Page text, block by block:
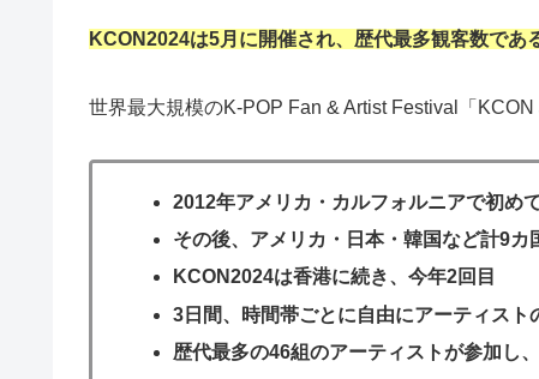
KCON2024は5月に開催され、歴代最多観客数であ
世界最大規模のK-POP Fan & Artist Festival「
2012年アメリカ・カルフォルニアで初め
その後、アメリカ・日本・韓国など計9カ
KCON2024は香港に続き、今年2回目
3日間、時間帯ごとに自由にアーティスト
歴代最多の46組のアーティストが参加し